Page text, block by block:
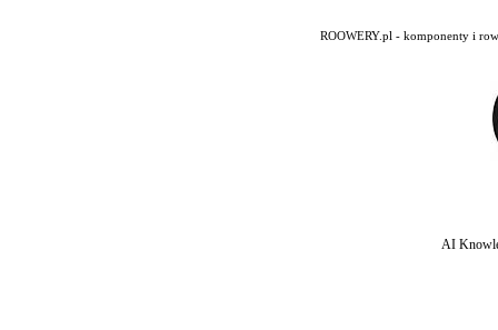
ROOWERY.pl - komponenty i
AI